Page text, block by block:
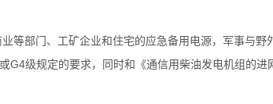
等部门、工矿企业和住宅的应急备用电源，军事与野
级规定的要求，同时和《通信用柴油发电机组的